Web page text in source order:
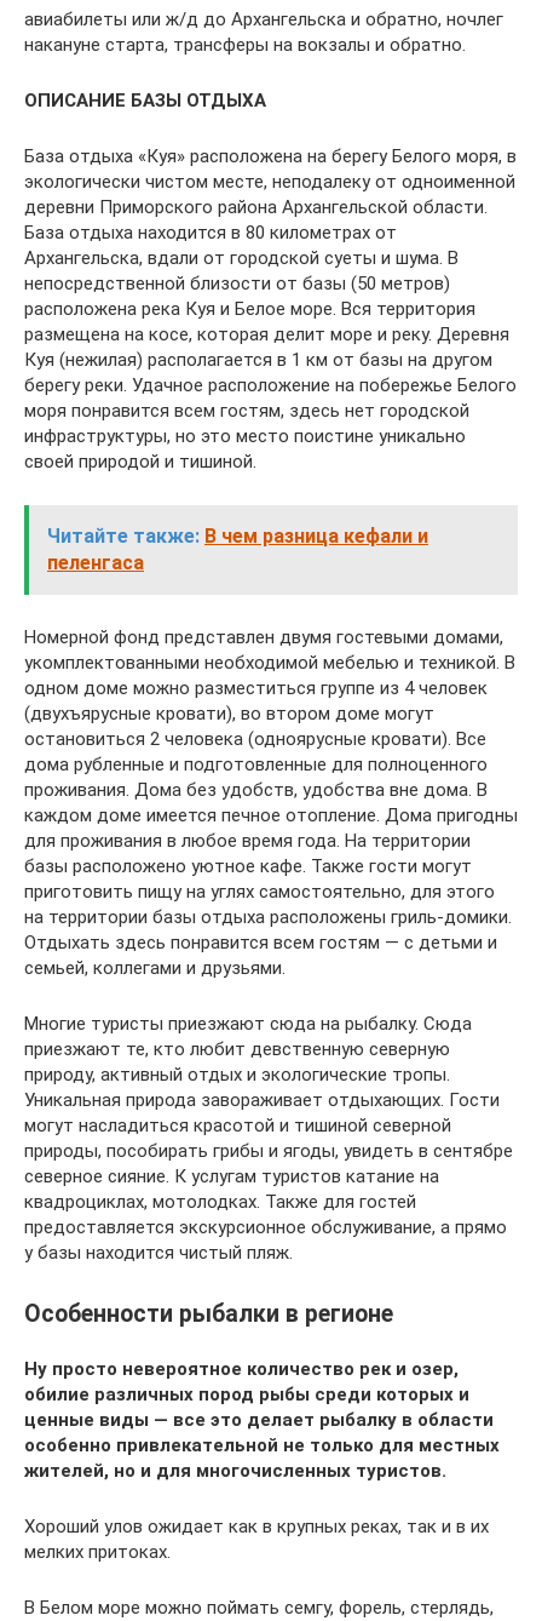
авиабилеты или ж/д до Архангельска и обратно, ночлег
накануне старта, трансферы на вокзалы и обратно.
ОПИСАНИЕ БАЗЫ ОТДЫХА
База отдыха «Куя» расположена на берегу Белого моря, в
экологически чистом месте, неподалеку от одноименной
деревни Приморского района Архангельской области.
База отдыха находится в 80 километрах от
Архангельска, вдали от городской суеты и шума. В
непосредственной близости от базы (50 метров)
расположена река Куя и Белое море. Вся территория
размещена на косе, которая делит море и реку. Деревня
Куя (нежилая) располагается в 1 км от базы на другом
берегу реки. Удачное расположение на побережье Белого
моря понравится всем гостям, здесь нет городской
инфраструктуры, но это место поистине уникально
своей природой и тишиной.
Читайте также: В чем разница кефали и
пеленгаса
Номерной фонд представлен двумя гостевыми домами,
укомплектованными необходимой мебелью и техникой. В
одном доме можно разместиться группе из 4 человек
(двухъярусные кровати), во втором доме могут
остановиться 2 человека (одноярусные кровати). Все
дома рубленные и подготовленные для полноценного
проживания. Дома без удобств, удобства вне дома. В
каждом доме имеется печное отопление. Дома пригодны
для проживания в любое время года. На территории
базы расположено уютное кафе. Также гости могут
приготовить пищу на углях самостоятельно, для этого
на территории базы отдыха расположены гриль-домики.
Отдыхать здесь понравится всем гостям — с детьми и
семьей, коллегами и друзьями.
Многие туристы приезжают сюда на рыбалку. Сюда
приезжают те, кто любит девственную северную
природу, активный отдых и экологические тропы.
Уникальная природа завораживает отдыхающих. Гости
могут насладиться красотой и тишиной северной
природы, пособирать грибы и ягоды, увидеть в сентябре
северное сияние. К услугам туристов катание на
квадроциклах, мотолодках. Также для гостей
предоставляется экскурсионное обслуживание, а прямо
у базы находится чистый пляж.
Особенности рыбалки в регионе
Ну просто невероятное количество рек и озер,
обилие различных пород рыбы среди которых и
ценные виды — все это делает рыбалку в области
особенно привлекательной не только для местных
жителей, но и для многочисленных туристов.
Хороший улов ожидает как в крупных реках, так и в их
мелких притоках.
В Белом море можно поймать семгу, форель, стерлядь,